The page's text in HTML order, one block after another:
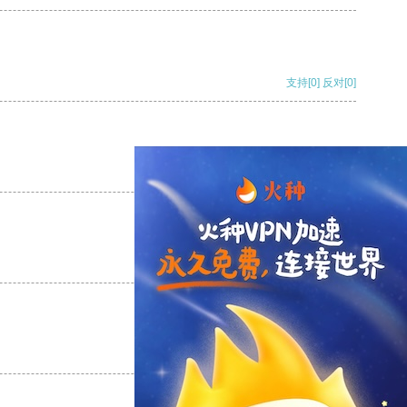
支持[0] 反对[0]
支持 [0] 反对[0]
支持[0] 反对